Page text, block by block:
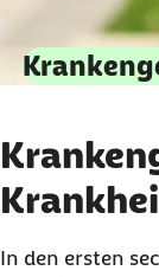
In den ersten